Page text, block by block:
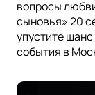
вопросы
сыновья» 20
упустите
события в